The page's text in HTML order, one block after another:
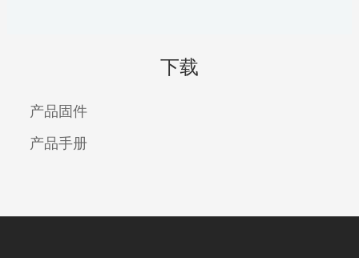
下载
产品固件
产品手册